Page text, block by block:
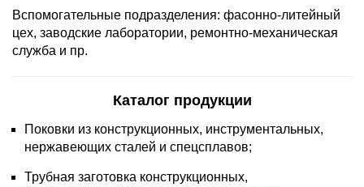
Вспомогательные подразделения: фасонно-литейный
цех, заводские лаборатории, ремонтно-механическая
служба и пр.
Каталог продукции
Поковки из конструкционных, инструментальных,
нержавеющих сталей и спецсплавов;
Трубная заготовка конструкционных,